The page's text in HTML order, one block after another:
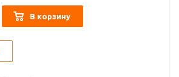
В корзину